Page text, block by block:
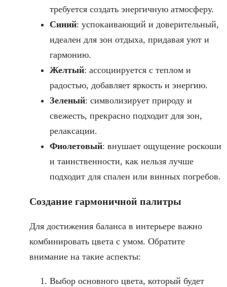
требуется создать энергичную атмосферу.
Синий: успокаивающий и доверительный,
идеален для зон отдыха, придавая уют и
гармонию.
Желтый: ассоциируется с теплом и
радостью, добавляет яркость и энергию.
Зеленый: символизирует природу и
свежесть, прекрасно подходит для зон,
релаксации.
Фиолетовый: внушает ощущение роскоши
и таинственности, как нельзя лучше
подходит для спален или винных погребов.
Создание гармоничной палитры
Для достижения баланса в интерьере важно
комбинировать цвета с умом. Обратите
внимание на такие аспекты:
Выбор основного цвета, который будет